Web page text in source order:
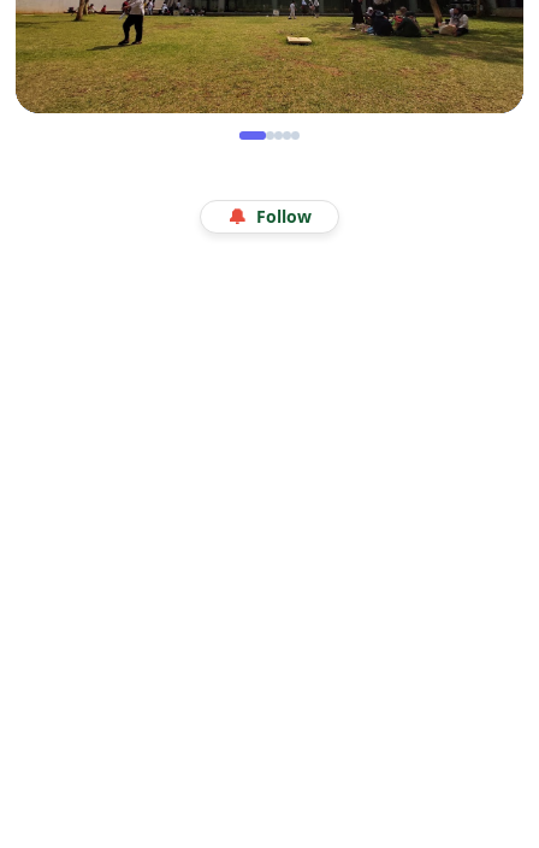
Menjelajah Angkasa di Kala Libur Sekolah: Serunya
Eduwisata Edukatif di Planetarium Jakarta
🔔 Follow